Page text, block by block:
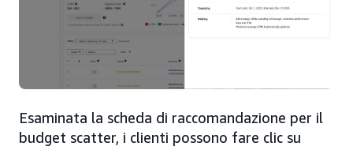
Esaminata la scheda di raccomandazione per il
budget scatter, i clienti possono fare clic su